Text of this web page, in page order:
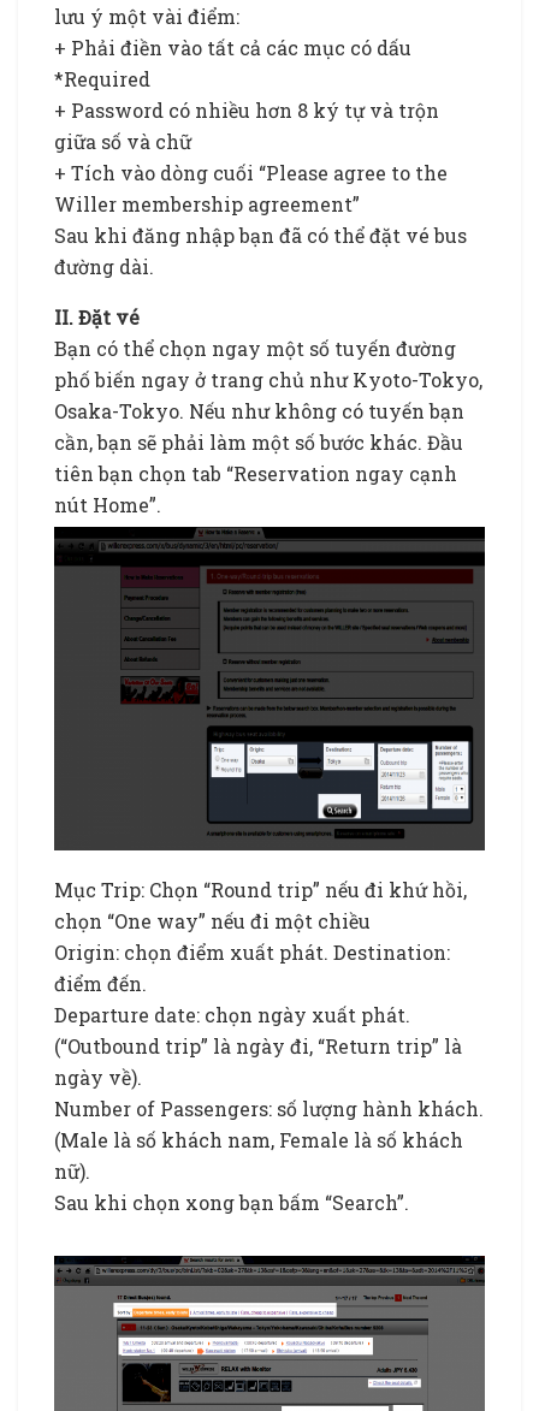
lưu ý một vài điểm:
+ Phải điền vào tất cả các mục có dấu
*Required
+ Password có nhiều hơn 8 ký tự và trộn
giữa số và chữ
+ Tích vào dòng cuối “Please agree to the
Willer membership agreement”
Sau khi đăng nhập bạn đã có thể đặt vé bus
đường dài.
II. Đặt vé
Bạn có thể chọn ngay một số tuyến đường
phố biến ngay ở trang chủ như Kyoto-Tokyo,
Osaka-Tokyo. Nếu như không có tuyến bạn
cần, bạn sẽ phải làm một số bước khác. Đầu
tiên bạn chọn tab “Reservation ngay cạnh
nút Home”.
Mục Trip: Chọn “Round trip” nếu đi khứ hồi,
chọn “One way” nếu đi một chiều
Origin: chọn điểm xuất phát. Destination:
điểm đến.
Departure date: chọn ngày xuất phát.
(“Outbound trip” là ngày đi, “Return trip” là
ngày về).
Number of Passengers: số lượng hành khách.
(Male là số khách nam, Female là số khách
nữ).
Sau khi chọn xong bạn bấm “Search”.